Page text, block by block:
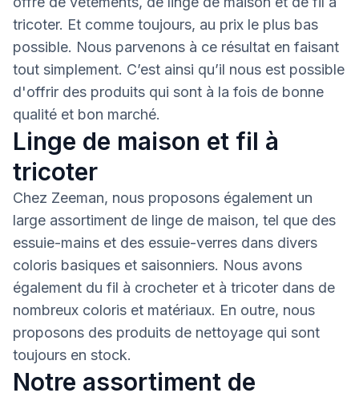
tricoter. Et comme toujours, au prix le plus bas
possible. Nous parvenons à ce résultat en faisant
tout simplement. C’est ainsi qu’il nous est possible
d'offrir des produits qui sont à la fois de bonne
qualité et bon marché.
Linge de maison et fil à
tricoter
Chez Zeeman, nous proposons également un
large assortiment de linge de maison, tel que des
essuie-mains et des essuie-verres dans divers
coloris basiques et saisonniers. Nous avons
également du fil à crocheter et à tricoter dans de
nombreux coloris et matériaux. En outre, nous
proposons des produits de nettoyage qui sont
toujours en stock.
Notre assortiment de